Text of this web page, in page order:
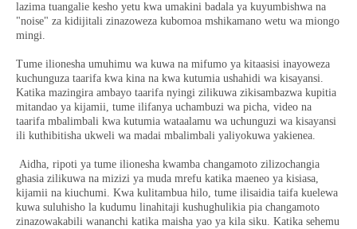
lazima tuangalie kesho yetu kwa umakini badala ya kuyumbishwa na
"noise" za kidijitali zinazoweza kubomoa mshikamano wetu wa miongo
mingi.
Tume ilionesha umuhimu wa kuwa na mifumo ya kitaasisi inayoweza
kuchunguza taarifa kwa kina na kwa kutumia ushahidi wa kisayansi.
Katika mazingira ambayo taarifa nyingi zilikuwa zikisambazwa kupitia
mitandao ya kijamii, tume ilifanya uchambuzi wa picha, video na
taarifa mbalimbali kwa kutumia wataalamu wa uchunguzi wa kisayansi
ili kuthibitisha ukweli wa madai mbalimbali yaliyokuwa yakienea.
Aidha, ripoti ya tume ilionesha kwamba changamoto zilizochangia
ghasia zilikuwa na mizizi ya muda mrefu katika maeneo ya kisiasa,
kijamii na kiuchumi. Kwa kulitambua hilo, tume ilisaidia taifa kuelewa
kuwa suluhisho la kudumu linahitaji kushughulikia pia changamoto
zinazowakabili wananchi katika maisha yao ya kila siku. Katika sehemu